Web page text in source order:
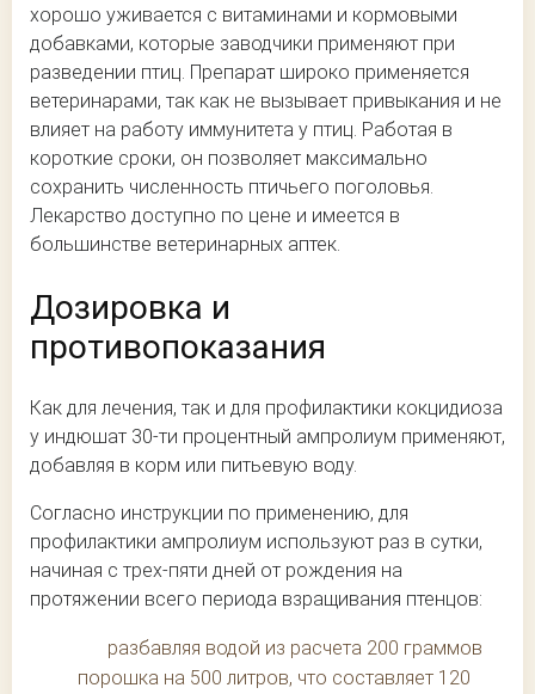
хорошо уживается с витаминами и кормовыми
добавками, которые заводчики применяют при
разведении птиц. Препарат широко применяется
ветеринарами, так как не вызывает привыкания и не
влияет на работу иммунитета у птиц. Работая в
короткие сроки, он позволяет максимально
сохранить численность птичьего поголовья.
Лекарство доступно по цене и имеется в
большинстве ветеринарных аптек.
Дозировка и
противопоказания
Как для лечения, так и для профилактики кокцидиоза
у индюшат 30-ти процентный ампролиум применяют,
добавляя в корм или питьевую воду.
Согласно инструкции по применению, для
профилактики ампролиум используют раз в сутки,
начиная с трех-пяти дней от рождения на
протяжении всего периода взращивания птенцов:
разбавляя водой из расчета 200 граммов
порошка на 500 литров, что составляет 120